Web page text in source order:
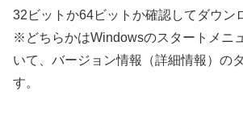
32ビットか64ビットか確認してダウン
※どちらかはWindowsのスタートメニ
いて、バージョン情報（詳細情報）の
す。